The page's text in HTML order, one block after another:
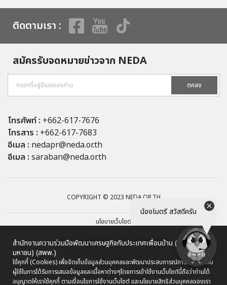
น้องไมตรี สวัสดีครับ
ติดตามเรา :
สมัครรับจดหมายข่าวจาก NEDA
ตกลง
โทรศัพท์ : +662-617-7676
โทรสาร : +662-617-7683
อีเมล : nedapr@neda.or.th
อีเมล : saraban@neda.or.th
COPYRIGHT © 2023 NEDA.OR.TH
นโยบายเว็บไซต์
นโยบายการรักษาความมั่นคงปลอดภัยเว็บไซต์
นโยบายการคุ้มครองข้อมูลส่วนบุคคล
ผังเว็บไซต์
สำนักงานความร่วมมือพัฒนาเศรษฐกิจกับประเทศเพื่อนบ้าน (องค์การ
มหาชน) (สพพ.)
ใช้คุกกี้ (Cookies) เพื่อจัดเก็บข้อมูลส่วนบุคคลและพัฒนาประสบการณ์การใช้งานให้กับ
ผู้ใช้ในการได้รับการเสนอข้อมูลและเนื้อหาต่างๆโดยการเข้าใช้งานเว็บไซต์นี้ถือว่าท่านได้
อนุญาตให้เราใช้คุกกี้ ตามเงื่อนไขการใช้งานเว็บไซต์ และนโยบายสิทธิส่วนบุคคลของเรา